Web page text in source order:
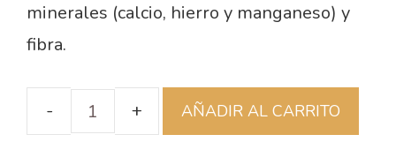
minerales (calcio, hierro y manganeso) y
fibra.
AÑADIR AL CARRITO